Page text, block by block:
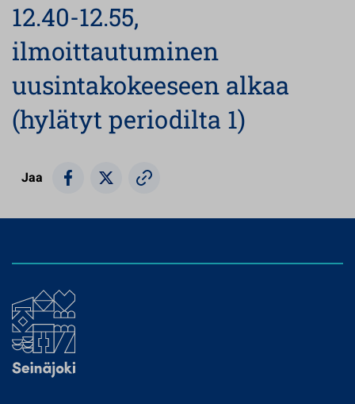
12.40-12.55,
ilmoittautuminen
uusintakokeeseen alkaa
(hylätyt periodilta 1)
Jaa